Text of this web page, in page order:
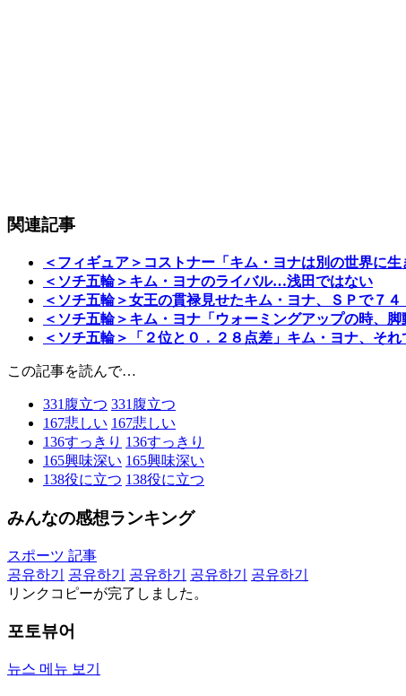
関連記事
＜フィギュア＞コストナー「キム・ヨナは別の世界に生
＜ソチ五輪＞キム・ヨナのライバル…浅田ではない
＜ソチ五輪＞女王の貫禄見せたキム・ヨナ、ＳＰで７
＜ソチ五輪＞キム・ヨナ「ウォーミングアップの時、
＜ソチ五輪＞「２位と０．２８点差」キム・ヨナ、そ
この記事を読んで…
331 腹立つ 331 腹立つ
167悲しい 167悲しい
136すっきり 136すっきり
165興味深い 165興味深い
138役に立つ 138役に立つ
みんなの感想ランキング
スポーツ 記事
공유하기
공유하기 공유하기 공유하기
공유하기
リンクコピーが完了しました。
포토뷰어
뉴스 메뉴 보기